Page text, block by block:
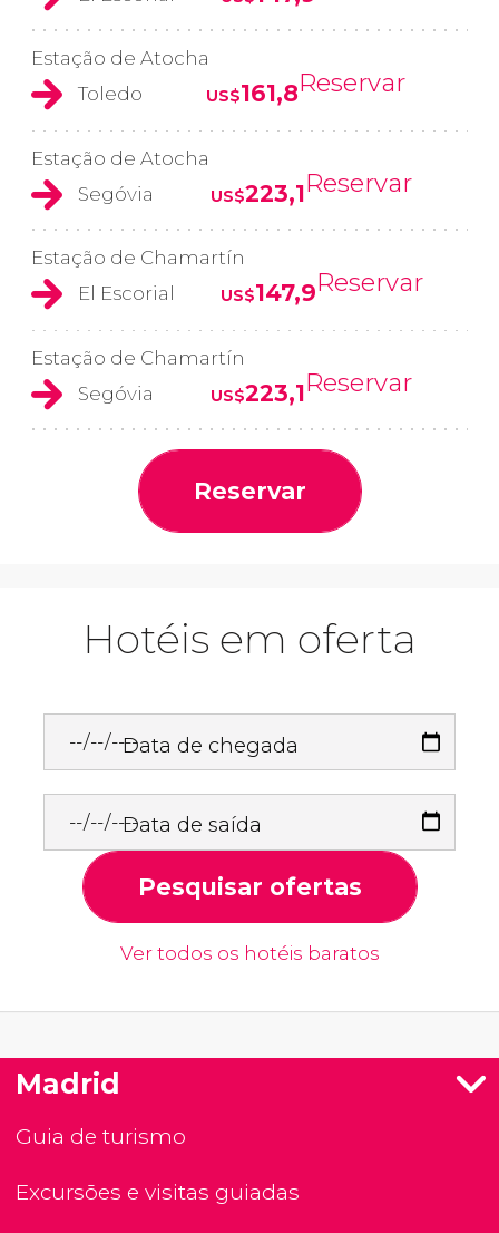
Estação de Atocha
Toledo
US$161,8Reservar
Estação de Atocha
Segóvia
US$223,1Reservar
Estação de Chamartín
El Escorial
US$147,9Reservar
Estação de Chamartín
Segóvia
US$223,1Reservar
Reservar
Hotéis em oferta
Data de chegada
Data de saída
Pesquisar ofertas
Ver todos os hotéis baratos
Madrid
Guia de turismo
Excursões e visitas guiadas